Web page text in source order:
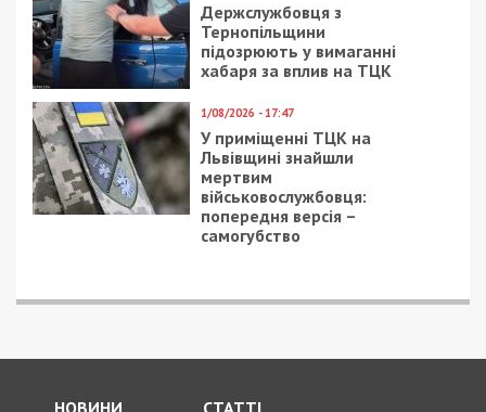
Держслужбовця з
Тернопільщини
підозрюють у вимаганні
хабаря за вплив на ТЦК
1/08/2026 - 17:47
У приміщенні ТЦК на
Львівщині знайшли
мертвим
військовослужбовця:
попередня версія –
самогубство